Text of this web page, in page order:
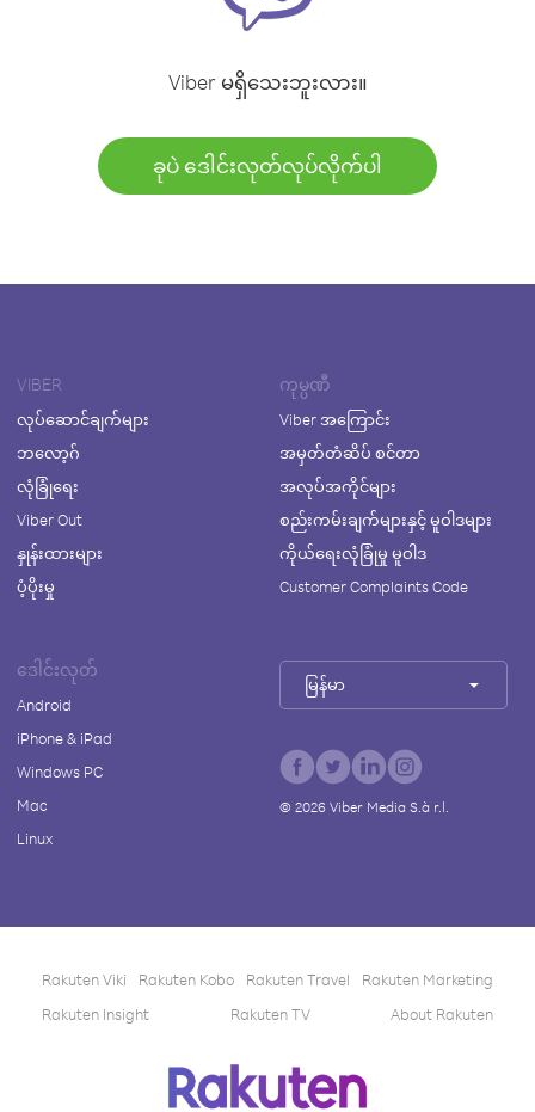
Viber မရှိသေးဘူးလား။
ခုပဲ ဒေါင်းလုတ်လုပ်လိုက်ပါ
VIBER
လုပ်ဆောင်ချက်များ
ဘလော့ဂ်
လုံခြုံရေး
Viber Out
နှုန်းထားများ
ပံ့ပိုးမှု
ကုမ္ပဏီ
Viber အကြောင်း
အမှတ်တံဆိပ် စင်တာ
အလုပ်အကိုင်များ
စည်းကမ်းချက်များနှင့် မူဝါဒများ
ကိုယ်ရေးလုံခြုံမှု မူဝါဒ
Customer Complaints Code
ဒေါင်းလုတ်
Android
iPhone & iPad
Windows PC
Mac
Linux
မြန်မာ
© 2026Viber Media S.à r.l.
Rakuten Viki Rakuten Kobo Rakuten Travel
Rakuten Marketing
Rakuten Insight
Rakuten TV About Rakuten